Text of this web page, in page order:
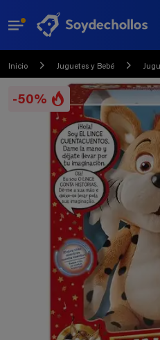
Inicio Juguetes y Bebé
-50%